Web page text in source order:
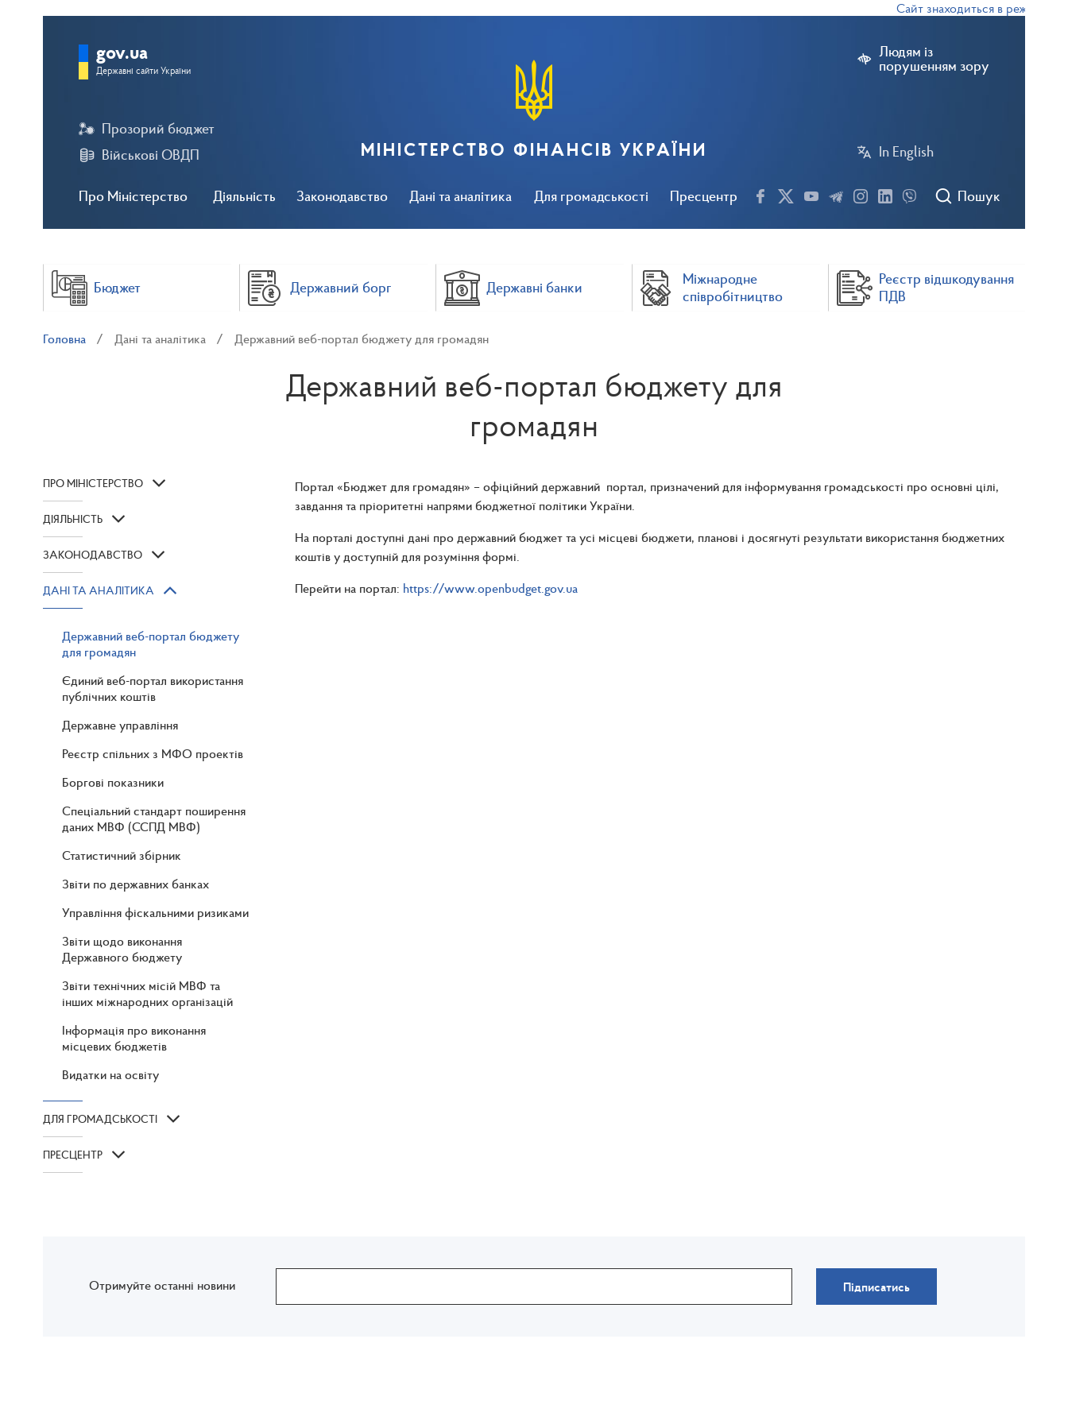
Сайт знаходиться в режимі
Людям із
порушенням зору
In English
Про Міністерство Діяльність Законодавство Дані та аналітика Для громадськості Пресцентр
Прозорий бюджет
Військові ОВДП
Пошук
gov.ua
Державні сайти України
МІНІСТЕРСТВО ФІНАНСІВ УКРАЇНИ
Бюджет Державний борг Державні банки
Міжнародне
співробітництво
Реєстр відшкодування
ПДВ
Головна Дані та аналітика Державний веб-портал бюджету для громадян
Державний веб-портал бюджету для
громадян
ПРО МІНІСТЕРСТВО
ДІЯЛЬНІСТЬ
ЗАКОНОДАВСТВО
ДАНІ ТА АНАЛІТИКА
Державний веб-портал бюджету
для громадян
Єдиний веб-портал використання
публічних коштів
Державне управління
Реєстр спільних з МФО проектів
Боргові показники
Спеціальний стандарт поширення
даних МВФ (ССПД МВФ)
Статистичний збірник
Звіти по державних банках
Управління фіскальними ризиками
Звіти щодо виконання
Державного бюджету
Звіти технічних місій МВФ та
інших міжнародних організацій
Інформація про виконання
місцевих бюджетів
Видатки на освіту
ДЛЯ ГРОМАДСЬКОСТІ
ПРЕСЦЕНТР
Портал «Бюджет для громадян» – офіційний державний портал, призначений для інформування громадськості про основні цілі,
завдання та пріоритетні напрями бюджетної політики України.
На порталі доступні дані про державний бюджет та усі місцеві бюджети, планові і досягнуті результати використання бюджетних
коштів у доступній для розуміння формі.
Перейти на портал: https://www.openbudget.gov.ua
Отримуйте останні новини Підписатись